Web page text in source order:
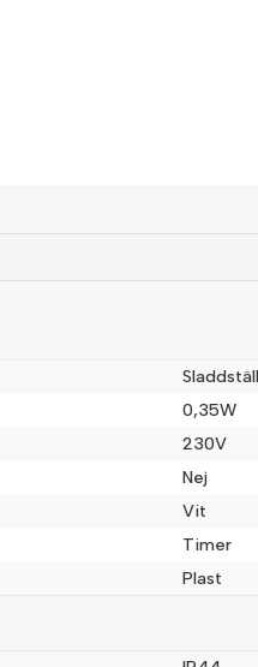
email
Sladdställ
0,35W
230V
Nej
Vit
Timer
Plast